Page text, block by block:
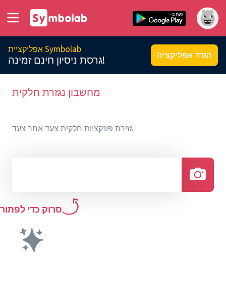
אפליקציית Symbolab
גרסת ניסיון חינם זמינה! הורד אפליקציה
מחשבון נגזרת חלקית
גזירת פונקציות חלקית צעד אחר צעד
סרוק כדי לפתור